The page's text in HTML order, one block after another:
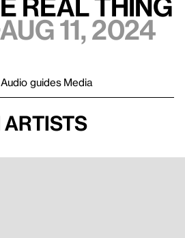
11, 2024
Audio guides Media
artists